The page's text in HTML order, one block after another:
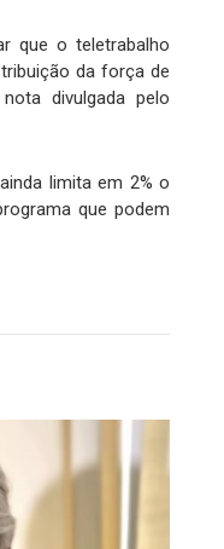
que o teletrabalho
da força de
divulgada pelo
limita em 2% o
que podem